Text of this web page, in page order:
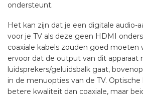
ondersteunt.
Het kan zijn dat je een digitale audio-
voor je TV als deze geen HDMI
coaxiale kabels zouden goed moeten
ervoor dat de output van dit apparaat
luidsprekers/geluidsbalk gaat,
in de menuopties van de TV.
betere kwaliteit dan coaxiale, maar